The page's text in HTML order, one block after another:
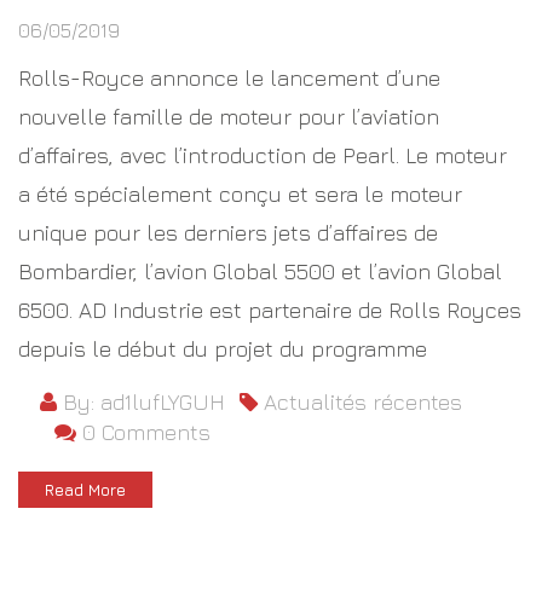
06/05/2019
Rolls-Royce annonce le lancement d’une
nouvelle famille de moteur pour l’aviation
d’affaires, avec l’introduction de Pearl. Le moteur
a été spécialement conçu et sera le moteur
unique pour les derniers jets d’affaires de
Bombardier, l’avion Global 5500 et l’avion Global
6500. AD Industrie est partenaire de Rolls Royces
depuis le début du projet du programme
By: ad1lufLYGUH
Actualités récentes
0 Comments
Read More